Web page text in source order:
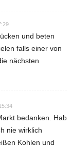
und beten
falls einer von
nächsten
bedanken. Hab
nie wirklich
Kohlen und